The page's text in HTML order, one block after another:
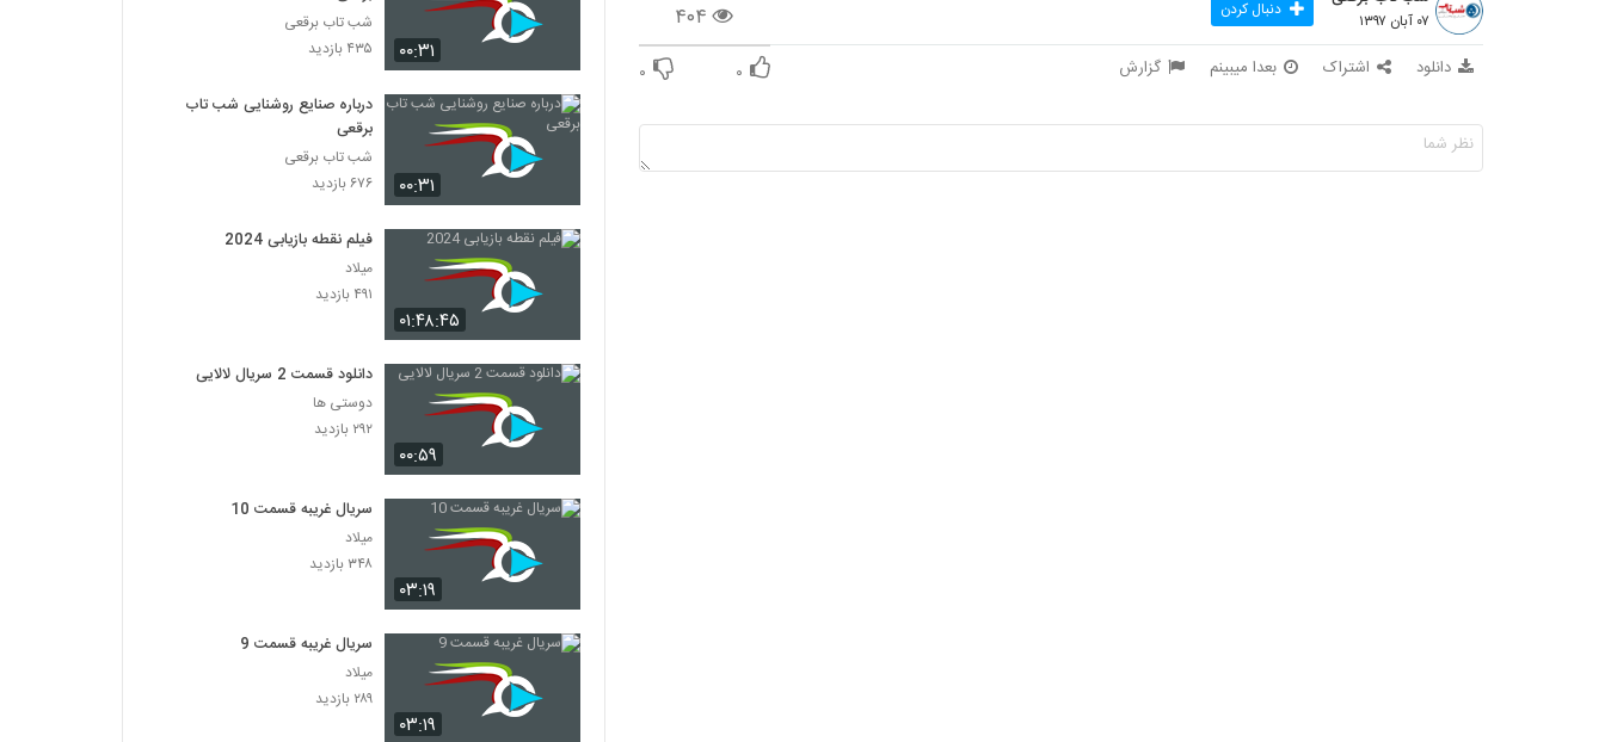
۴۰۴ ۰۷ آبان ۱۳۹۷ دنبال کردن
دانلود اشتراک بعدا میبینم گزارش ۰ ۰
۰۰:۳۱
شب تاب برقعی
۴۳۵ بازدید
۰۰:۳۱
درباره صنایع روشنایی شب تاب
برقعی
شب تاب برقعی
۶۷۶ بازدید
۰۱:۴۸:۴۵
فیلم نقطه بازیابی 2024
میلاد
۴۹۱ بازدید
۰۰:۵۹
دانلود قسمت 2 سریال لالایی
دوستی ها
۲۹۲ بازدید
۰۳:۱۹
سریال غریبه قسمت 10
میلاد
۳۴۸ بازدید
۰۳:۱۹
سریال غریبه قسمت 9
میلاد
۲۸۹ بازدید